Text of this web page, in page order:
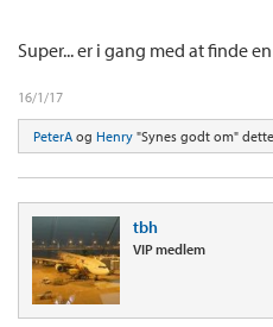
Super... er i gang med at finde
16/1/17
PeterA og Henry "Synes godt om"
tbh
VIP medlem